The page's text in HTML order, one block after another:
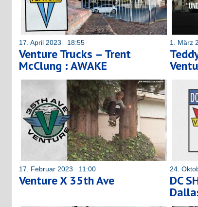
17. April 2023 18:55
Venture Trucks – Trent
McClung : AWAKE
1. März
17. Februar 2023 11:00
Venture X 35th Ave
24.
DC